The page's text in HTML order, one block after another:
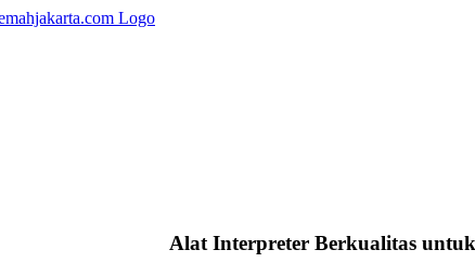
Alat Interpreter Berkualitas